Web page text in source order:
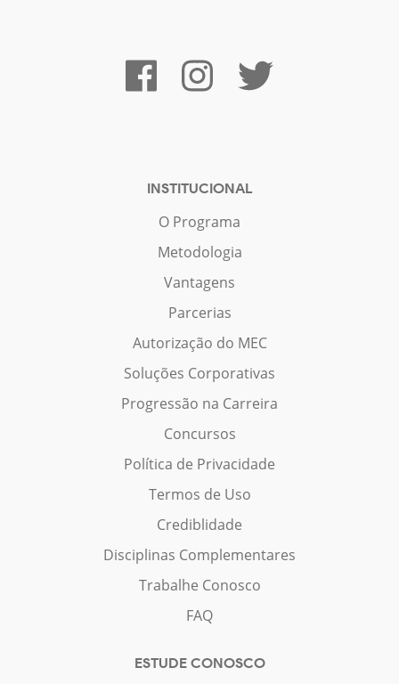
INSTITUCIONAL
O Programa
Metodologia
Vantagens
Parcerias
Autorização do MEC
Soluções Corporativas
Progressão na Carreira
Concursos
Política de Privacidade
Termos de Uso
Crediblidade
Disciplinas Complementares
Trabalhe Conosco
FAQ
ESTUDE CONOSCO